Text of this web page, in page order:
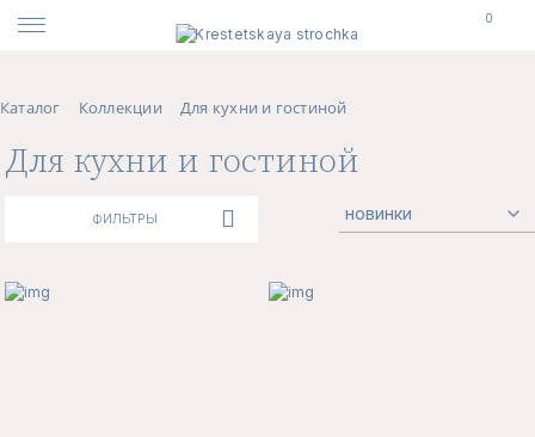
0
Каталог Коллекции Для кухни и гостиной
Для кухни и гостиной
ФИЛЬТРЫ